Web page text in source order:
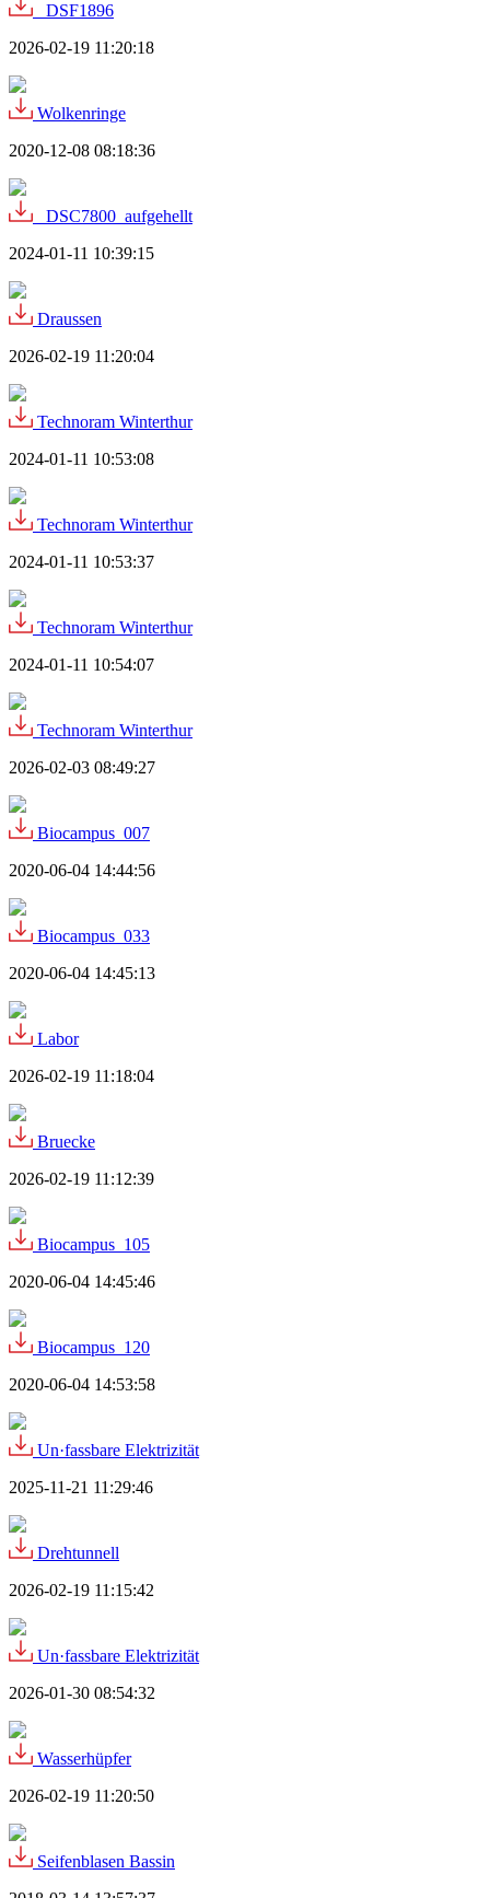
_DSF1896
2026-02-19 11:20:18
Wolkenringe
2020-12-08 08:18:36
_DSC7800_aufgehellt
2024-01-11 10:39:15
Draussen
2026-02-19 11:20:04
Technoram Winterthur
2024-01-11 10:53:08
Technoram Winterthur
2024-01-11 10:53:37
Technoram Winterthur
2024-01-11 10:54:07
Technoram Winterthur
2026-02-03 08:49:27
Biocampus_007
2020-06-04 14:44:56
Biocampus_033
2020-06-04 14:45:13
Labor
2026-02-19 11:18:04
Bruecke
2026-02-19 11:12:39
Biocampus_105
2020-06-04 14:45:46
Biocampus_120
2020-06-04 14:53:58
Un·fassbare Elektrizität
2025-11-21 11:29:46
Drehtunnell
2026-02-19 11:15:42
Un·fassbare Elektrizität
2026-01-30 08:54:32
Wasserhüpfer
2026-02-19 11:20:50
Seifenblasen Bassin